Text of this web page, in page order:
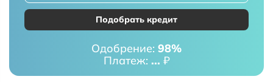
Подобрать кредит
Одобрение: 98%
Платеж: ... ₽